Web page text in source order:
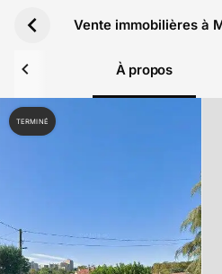
Vente immobilières à
À propos
TERMINÉ